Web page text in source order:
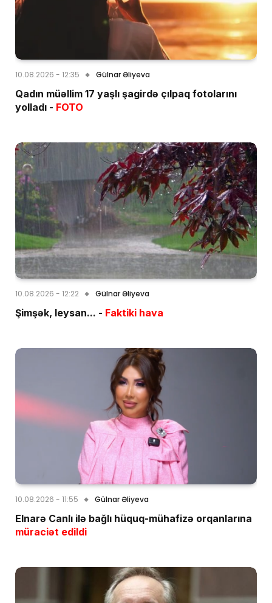
10.08.2026 - 12:35 Gülnar Əliyeva
Qadın müəllim 17 yaşlı şagirdə çılpaq fotolarını
yolladı - FOTO
10.08.2026 - 12:22 Gülnar Əliyeva
Şimşək, leysan... - Faktiki hava
10.08.2026 - 11:55 Gülnar Əliyeva
Elnarə Canlı ilə bağlı hüquq-mühafizə orqanlarına
müraciət edildi